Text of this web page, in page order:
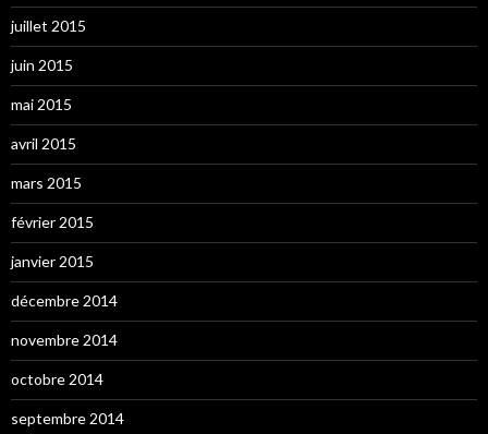
juillet 2015
juin 2015
mai 2015
avril 2015
mars 2015
février 2015
janvier 2015
décembre 2014
novembre 2014
octobre 2014
septembre 2014